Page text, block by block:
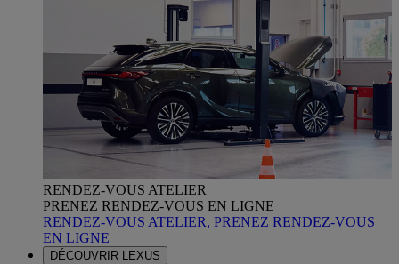
RENDEZ-VOUS ATELIER
PRENEZ RENDEZ-VOUS EN LIGNE
RENDEZ-VOUS ATELIER, PRENEZ RENDEZ-VOUS
EN LIGNE
DÉCOUVRIR LEXUS